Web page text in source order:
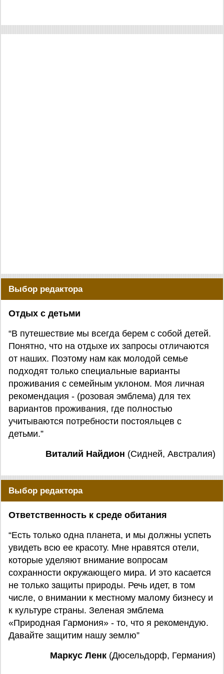
Выбор редактора
Отдых с детьми
“В путешествие мы всегда берем с собой детей.
Понятно, что на отдыхе их запросы отличаются
от наших. Поэтому нам как молодой семье
подходят только специальные варианты
проживания с семейным уклоном. Моя личная
рекомендация - (розовая эмблема) для тех
вариантов проживания, где полностью
учитываются потребности постояльцев с
детьми.”
Виталий Найдион (Сидней, Австралия)
Выбор редактора
Ответственность к среде обитания
“Есть только одна планета, и мы должны успеть
увидеть всю ее красоту. Мне нравятся отели,
которые уделяют внимание вопросам
сохранности окружающего мира. И это касается
не только защиты природы. Речь идет, в том
числе, о внимании к местному малому бизнесу и
к культуре страны. Зеленая эмблема
«Природная Гармония» - то, что я рекомендую.
Давайте защитим нашу землю”
Маркус Ленк (Дюсельдорф, Германия)